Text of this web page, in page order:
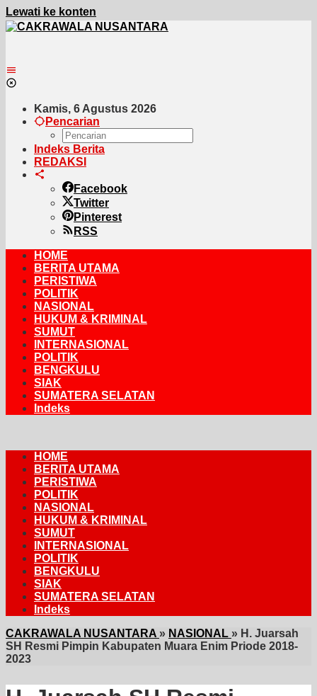
Lewati ke konten
Kamis, 6 Agustus 2026
Pencarian
Indeks Berita
REDAKSI
Facebook
Twitter
Pinterest
RSS
HOME
BERITA UTAMA
PERISTIWA
POLITIK
NASIONAL
HUKUM & KRIMINAL
SUMUT
INTERNASIONAL
POLITIK
BENGKULU
SIAK
SUMATERA SELATAN
Indeks
HOME
BERITA UTAMA
PERISTIWA
POLITIK
NASIONAL
HUKUM & KRIMINAL
SUMUT
INTERNASIONAL
POLITIK
BENGKULU
SIAK
SUMATERA SELATAN
Indeks
CAKRAWALA NUSANTARA » NASIONAL » H. Juarsah
SH Resmi Pimpin Kabupaten Muara Enim Priode 2018-
2023